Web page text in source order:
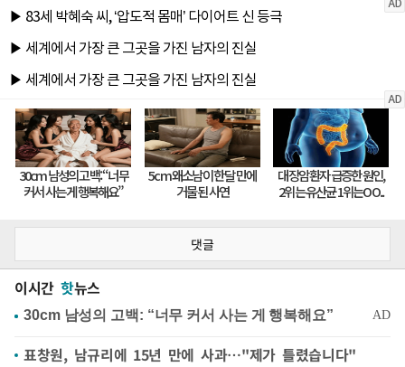
댓글
이시간 핫뉴스
표창원, 남규리에 15년 만에 사과…"제가 틀렸습니다"